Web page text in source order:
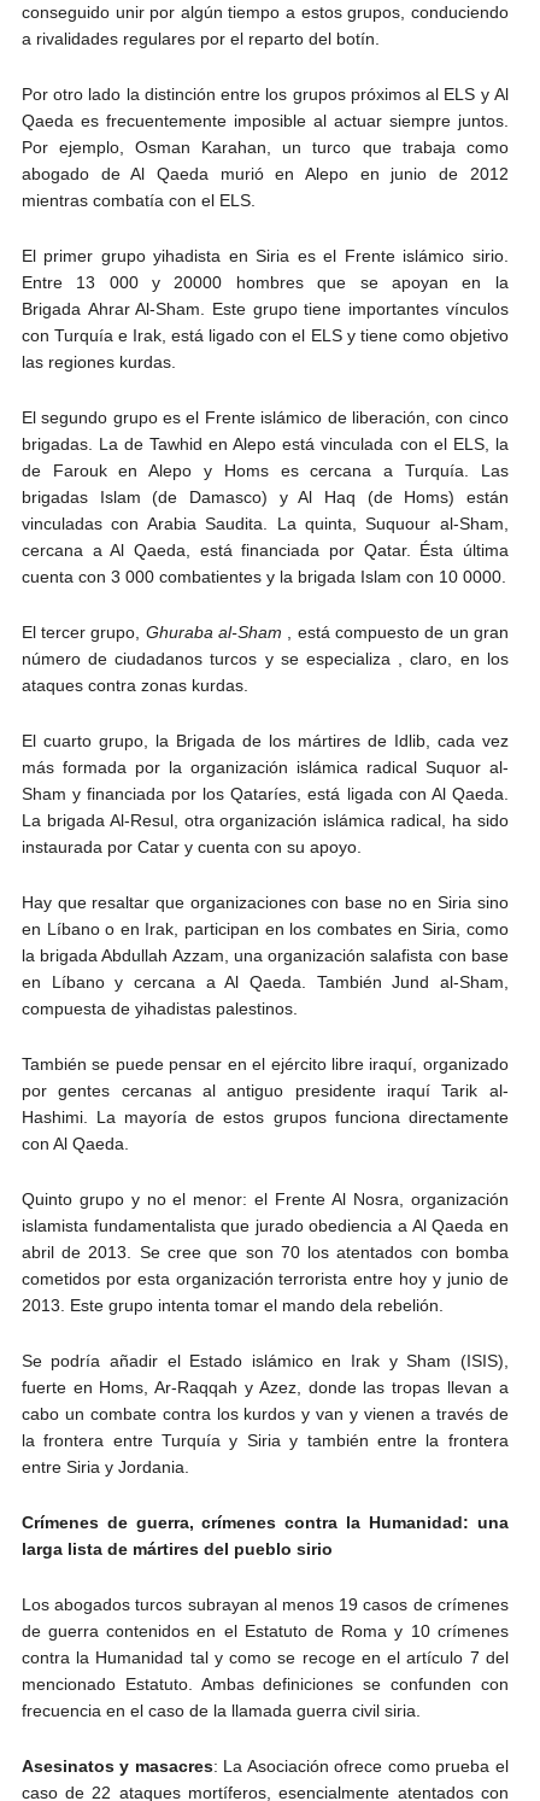
conseguido unir por algún tiempo a estos grupos, conduciendo
a rivalidades regulares por el reparto del botín.
Por otro lado la distinción entre los grupos próximos al ELS y Al
Qaeda es frecuentemente imposible al actuar siempre juntos.
Por ejemplo, Osman Karahan, un turco que trabaja como
abogado de Al Qaeda murió en Alepo en junio de 2012
mientras combatía con el ELS.
El primer grupo yihadista en Siria es el Frente islámico sirio.
Entre 13 000 y 20000 hombres que se apoyan en la
Brigada Ahrar Al-Sham. Este grupo tiene importantes vínculos
con Turquía e Irak, está ligado con el ELS y tiene como objetivo
las regiones kurdas.
El segundo grupo es el Frente islámico de liberación, con cinco
brigadas. La de Tawhid en Alepo está vinculada con el ELS, la
de Farouk en Alepo y Homs es cercana a Turquía. Las
brigadas Islam (de Damasco) y Al Haq (de Homs) están
vinculadas con Arabia Saudita. La quinta, Suquour al-Sham,
cercana a Al Qaeda, está financiada por Qatar. Ésta última
cuenta con 3 000 combatientes y la brigada Islam con 10 0000.
El tercer grupo, Ghuraba al-Sham , está compuesto de un gran
número de ciudadanos turcos y se especializa , claro, en los
ataques contra zonas kurdas.
El cuarto grupo, la Brigada de los mártires de Idlib, cada vez
más formada por la organización islámica radical Suquor al-
Sham y financiada por los Qataríes, está ligada con Al Qaeda.
La brigada Al-Resul, otra organización islámica radical, ha sido
instaurada por Catar y cuenta con su apoyo.
Hay que resaltar que organizaciones con base no en Siria sino
en Líbano o en Irak, participan en los combates en Siria, como
la brigada Abdullah Azzam, una organización salafista con base
en Líbano y cercana a Al Qaeda. También Jund al-Sham,
compuesta de yihadistas palestinos.
También se puede pensar en el ejército libre iraquí, organizado
por gentes cercanas al antiguo presidente iraquí Tarik al-
Hashimi. La mayoría de estos grupos funciona directamente
con Al Qaeda.
Quinto grupo y no el menor: el Frente Al Nosra, organización
islamista fundamentalista que jurado obediencia a Al Qaeda en
abril de 2013. Se cree que son 70 los atentados con bomba
cometidos por esta organización terrorista entre hoy y junio de
2013. Este grupo intenta tomar el mando dela rebelión.
Se podría añadir el Estado islámico en Irak y Sham (ISIS),
fuerte en Homs, Ar-Raqqah y Azez, donde las tropas llevan a
cabo un combate contra los kurdos y van y vienen a través de
la frontera entre Turquía y Siria y también entre la frontera
entre Siria y Jordania.
Crímenes de guerra, crímenes contra la Humanidad: una
larga lista de mártires del pueblo sirio
Los abogados turcos subrayan al menos 19 casos de crímenes
de guerra contenidos en el Estatuto de Roma y 10 crímenes
contra la Humanidad tal y como se recoge en el artículo 7 del
mencionado Estatuto. Ambas definiciones se confunden con
frecuencia en el caso de la llamada guerra civil siria.
Asesinatos y masacres: La Asociación ofrece como prueba el
caso de 22 ataques mortíferos, esencialmente atentados con